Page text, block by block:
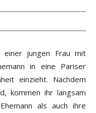
einer jungen Frau mit
in eine Pariser
einzieht. Nachdem
kommen ihr langsam
als auch ihre